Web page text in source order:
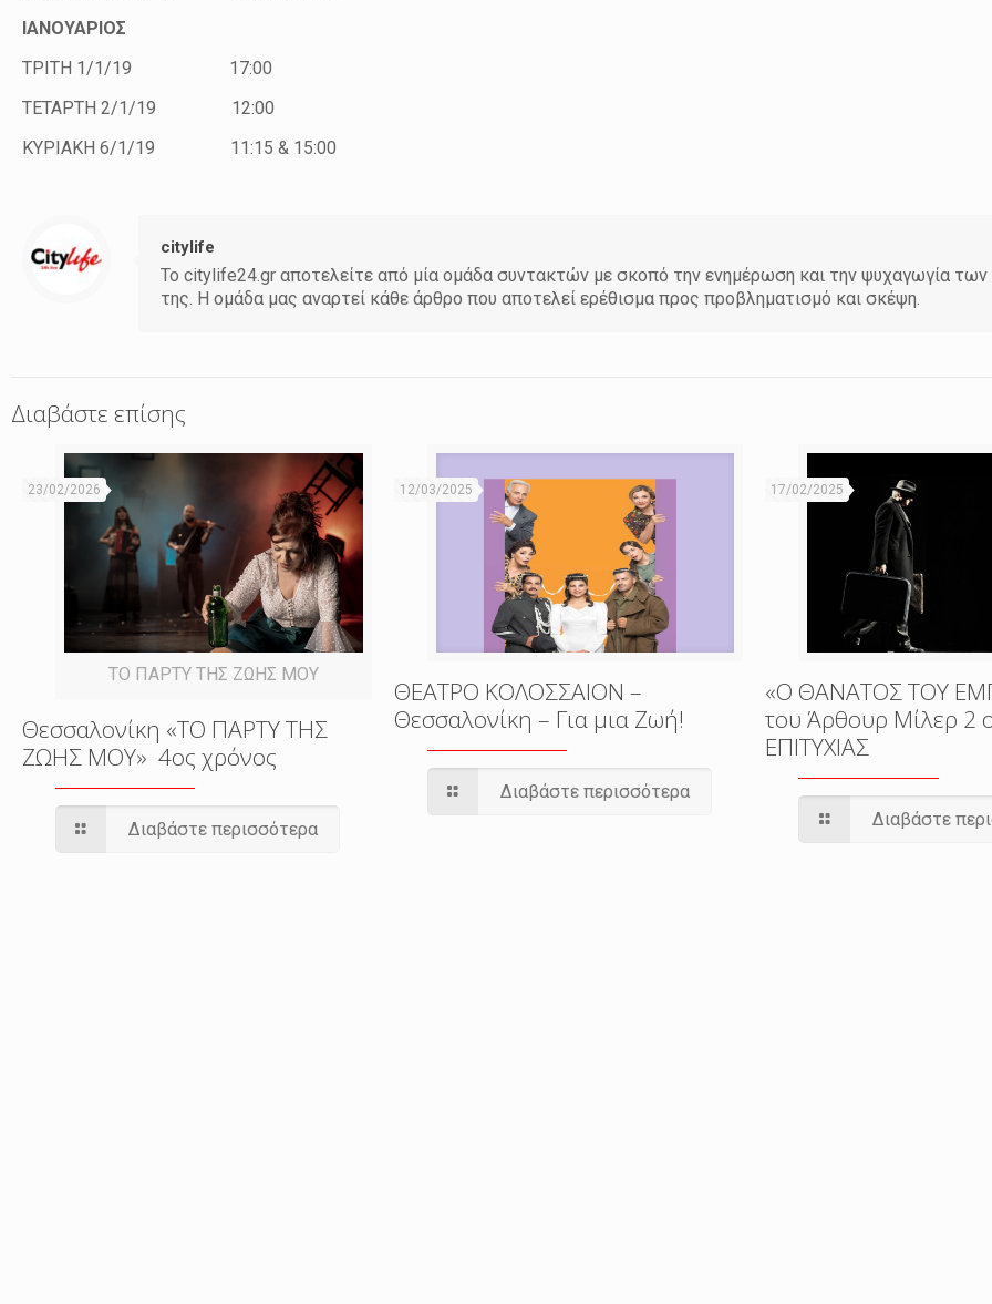
ΙΑΝΟΥΑΡΙΟΣ
ΤΡΙΤΗ 1/1/19 17:00
ΤΕΤΑΡΤΗ 2/1/19 12:00
ΚΥΡΙΑΚΗ 6/1/19 11:15 & 15:00
citylife
Το citylife24.gr αποτελείτε από μία ομάδα συντακτών με σκοπό την ενημέρωση και την ψυχαγωγία
της. Η ομάδα μας αναρτεί κάθε άρθρο που αποτελεί ερέθισμα προς προβληματισμό και σκέψη.
Διαβάστε επίσης
ΤΟ ΠΑΡΤΥ ΤΗΣ ΖΩΗΣ ΜΟΥ
23/02/2026
Θεσσαλονίκη «ΤΟ ΠΑΡΤΥ ΤΗΣ
ΖΩΗΣ ΜΟΥ» 4ος χρόνος
Διαβάστε περισσότερα
12/03/2025
ΘΕΑΤΡΟ ΚΟΛΟΣΣΑΙΟΝ –
Θεσσαλονίκη – Για μια Ζωή!
Διαβάστε περισσότερα
17/02/2025
«Ο ΘΑΝΑΤΟΣ ΤΟΥ
του Άρθουρ Μίλερ 2
ΕΠΙΤΥΧΙΑΣ
Διαβάστε